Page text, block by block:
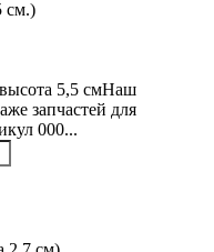
5,5 смНаш
запчастей для
000...